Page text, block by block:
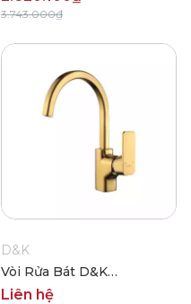
3.743.000₫
D&K
Vòi Rửa Bát D&K
DK1432403
Liên hệ